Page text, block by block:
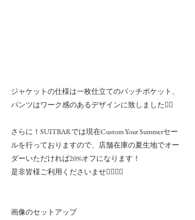
ジャケットの仕様は一枚仕立てのパッチポケット、
パンツはワーク感のあるデザインに致しました🙆‍♂️
さらに！SUITBARでは現在Custom Your Summerセー
ルを行っておりますので、店舗在庫の夏生地でオー
ダーいただければ20%オフになります！
是非皆様ご利用くださいませ🙇‍♀️🙇‍♀️
画像のセットアップ